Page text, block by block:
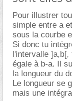
Pour illustrer
simple entre a
sous la courbe
Si donc tu
l'intervalle ]a,b[,
égale à b-a. Il
la longueur du
Le longueur se
mais une